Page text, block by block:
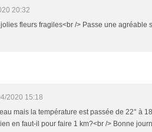
20:32
fleurs fragiles<br /> Passe une
2020 15:18
mais la température est passée de 22° à
en faut-il pour faire 1 km?<br /> Bonne